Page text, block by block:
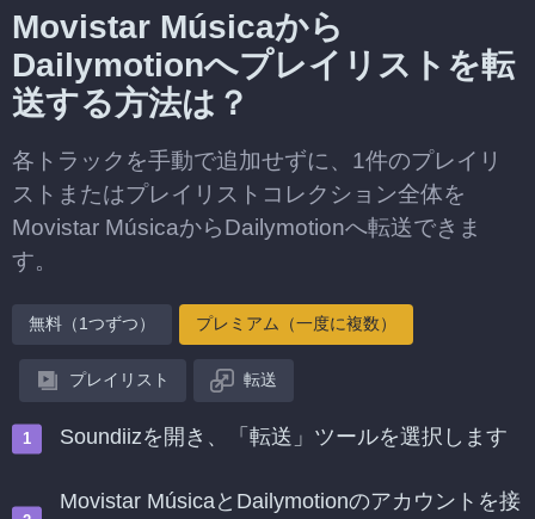
Movistar Músicaから
Dailymotionへプレイリストを転
送する方法は？
各トラックを手動で追加せずに、1件のプレイリ
ストまたはプレイリストコレクション全体を
Movistar MúsicaからDailymotionへ転送できま
す。
無料（1つずつ） プレミアム（一度に複数）
プレイリスト 転送
Soundiizを開き、「転送」ツールを選択します
Movistar MúsicaとDailymotionのアカウントを接